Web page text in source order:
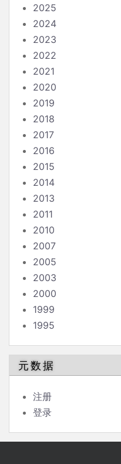
2025
2024
2023
2022
2021
2020
2019
2018
2017
2016
2015
2014
2013
2011
2010
2007
2005
2003
2000
1999
1995
元数据
注册
登录